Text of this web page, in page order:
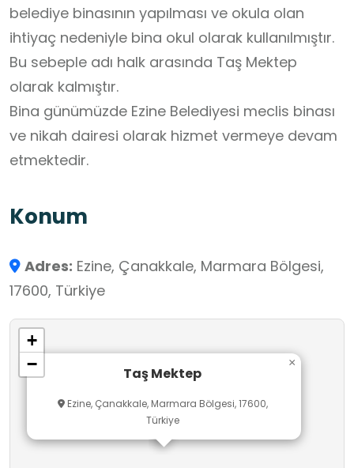
belediye binasının yapılması ve okula olan
ihtiyaç nedeniyle bina okul olarak kullanılmıştır.
Bu sebeple adı halk arasında Taş Mektep
olarak kalmıştır.
Bina günümüzde Ezine Belediyesi meclis binası
ve nikah dairesi olarak hizmet vermeye devam
etmektedir.
Konum
Adres: Ezine, Çanakkale, Marmara Bölgesi,
17600, Türkiye
Taş Mektep
Ezine, Çanakkale, Marmara Bölgesi, 17600,
Türkiye
×
+
−